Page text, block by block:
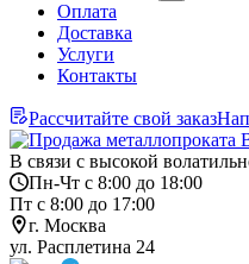
Оплата
Доставка
Услуги
Контакты
Рассчитайте свой заказ
В связи с высокой
Пн-Чт с 8:00 до 18:00
Пт с 8:00 до 17:00
г. Москва
ул. Расплетина 24